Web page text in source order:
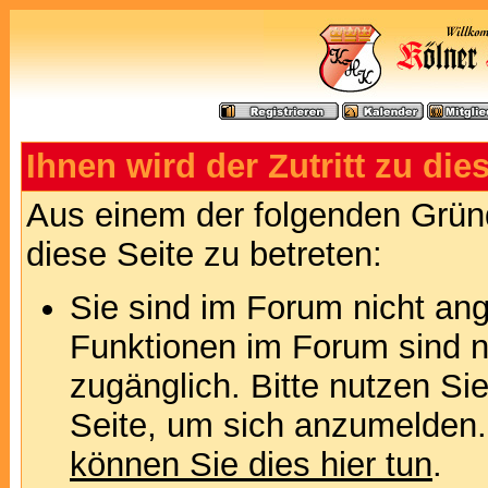
Ihnen wird der Zutritt zu
Aus einem der folgenden
diese Seite zu betreten:
Sie sind im Forum nicht
Funktionen im Forum sind
zugänglich. Bitte nutzen
Seite, um sich
können Sie dies hier tun.